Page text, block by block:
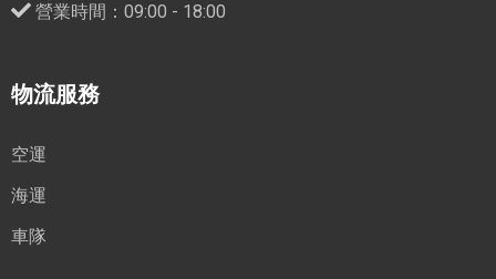
營業時間：09:00 - 18:00
物流服務
空運
海運
車隊